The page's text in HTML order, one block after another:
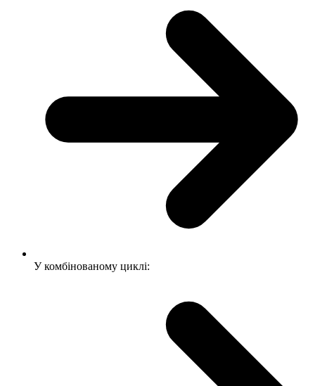
У комбінованому циклі: